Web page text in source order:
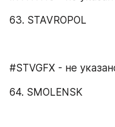
63. STAVROPOL
#STVGFX - не
64. SMOLENSK